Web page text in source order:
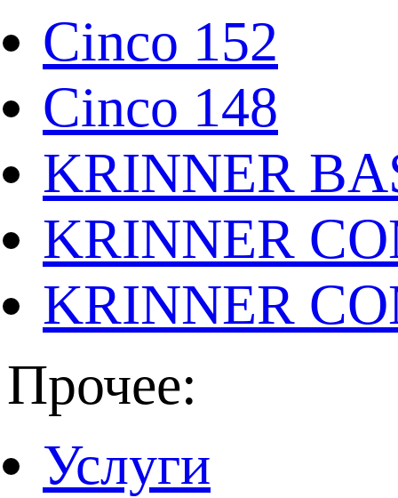
Cinco 152
Cinco 148
KRINNER
KRINNER
KRINNER
Прочее:
Услуги